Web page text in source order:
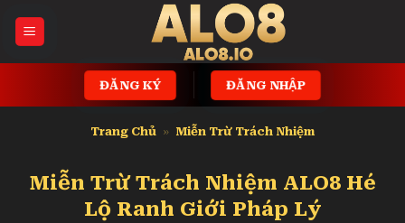
qua
ĐĂNG KÝ ĐĂNG NHẬP
Trang Chủ » Miễn Trừ Trách Nhiệm
Miễn Trừ Trách Nhiệm ALO8 Hé
Lộ Ranh Giới Pháp Lý